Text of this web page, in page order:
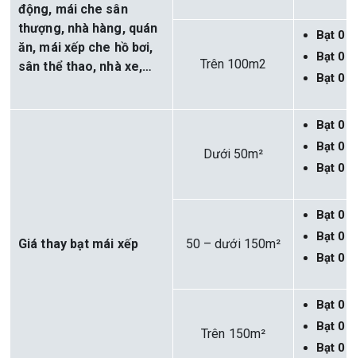
động, mái che sân
thượng, nhà hàng, quán
ăn, mái xếp che hồ bơi,
sân thể thao, nhà xe,…
Trên 100m2
Bạt
Bạt
Bạt
Giá thay bạt mái xếp
Dưới 50m²
Bạt
Bạt
Bạt
50 – dưới 150m²
Bạt
Bạt
Bạt
Trên 150m²
Bạt
Bạt
Bạt